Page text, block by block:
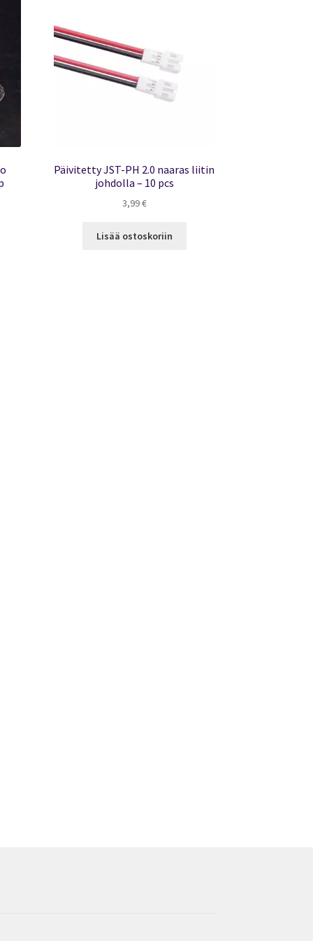
Päivitetty JST-PH 2.0 naaras liitin
johdolla – 10 pcs
3,99€
Lisää ostoskoriin